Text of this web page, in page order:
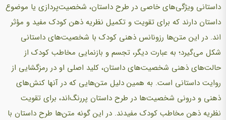
داستانی ویژگی‌های خاصی در طرح داستان، شخصیت‌پردازی یا موضوع
داستان دارند که برای تقویت و تکمیل نظریه ذهن کودک مفید و مؤثر
اند. در این متن‌ها رزونانس ذهنی کودک با شخصیت‌های داستانی
شکل می‌گیرد؛ به عبارت دیگر، تجسم و بازنمایی مخاطب کودک از
حالت‌های ذهنی شخصیت‌های داستان، کلید اصلی او در رمزگشایی از
روایت داستانی است. به همین دلیل متن‌هایی که در آنها کنش‌های
ذهنی و درونی شخصیت‌ها در طرح داستان پررنگ‌اند، برای تقویت
نظریه ذهن مخاطب کودک مفیدند. در این گونه متن‌ها طرح داستان با